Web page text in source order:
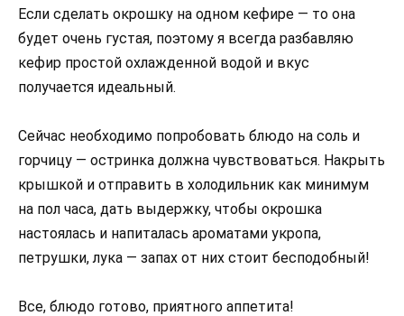
Если сделать окрошку на одном кефире — то она
будет очень густая, поэтому я всегда разбавляю
кефир простой охлажденной водой и вкус
получается идеальный.
Сейчас необходимо попробовать блюдо на соль и
горчицу — остринка должна чувствоваться. Накрыть
крышкой и отправить в холодильник как минимум
на пол часа, дать выдержку, чтобы окрошка
настоялась и напиталась ароматами укропа,
петрушки, лука — запах от них стоит бесподобный!
Все, блюдо готово, приятного аппетита!